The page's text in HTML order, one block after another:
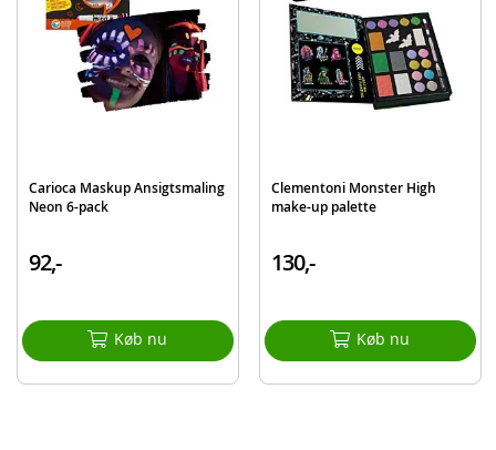
Carioca Maskup Ansigtsmaling
Neon 6-pack
92,-
Køb nu
Clementoni Monster High
make-up palette
130,-
Køb nu